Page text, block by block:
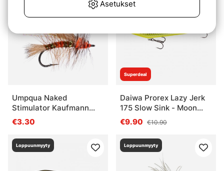
Umpqua Naked
Stimulator Kaufmann
Royal - #10
€3.30
Superdeal
Daiwa Prorex Lazy Jerk
175 Slow Sink - Moon
Shadow
€9.90 €10.90
Loppuunmyyty Loppuunmyyty
Asetukset